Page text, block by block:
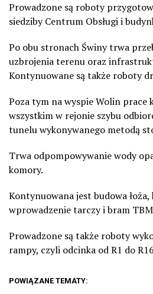
Prowadzone są roboty
siedziby Centrum Obsługi i
Po obu stronach Świny trwa
uzbrojenia terenu oraz
Kontynuowane są także roboty
Poza tym na wyspie Wolin prace
wszystkim w rejonie szybu
tunelu wykonywanego metodą
Trwa odpompowywanie wody
komory.
Kontynuowana jest budowa
wprowadzenie tarczy i bram
Prowadzone są także roboty
rampy, czyli odcinka od R1 do
POWIĄZANE TEMATY: